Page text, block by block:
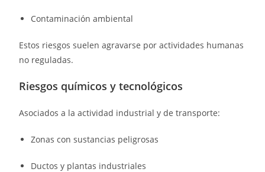
Contaminación ambiental
Estos riesgos suelen agravarse por actividades humanas
no reguladas.
Riesgos químicos y tecnológicos
Asociados a la actividad industrial y de transporte:
Zonas con sustancias peligrosas
Ductos y plantas industriales